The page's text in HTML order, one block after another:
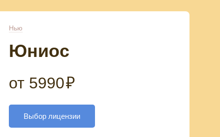
Нью
Юниос
от 5990₽
Выбор лицензии